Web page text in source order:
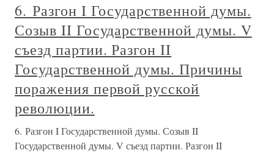
6. Разгон I Государственной думы.
Созыв II Государственной думы. V
съезд партии. Разгон II
Государственной думы. Причины
поражения первой русской
революции.
6. Разгон I Государственной думы. Созыв II
Государственной думы. V съезд партии. Разгон II